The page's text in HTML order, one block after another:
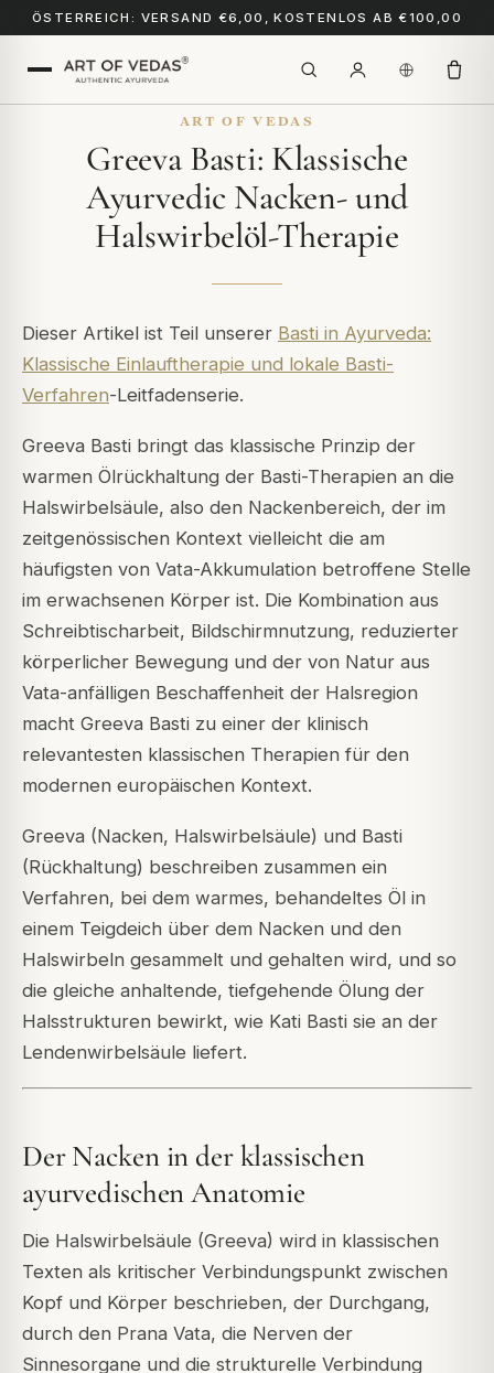
ÖSTERREICH: VERSAND €6,00, KOSTENLOS AB €100,00
ART OF VEDAS
Greeva Basti: Klassische
Ayurvedic Nacken- und
Halswirbelöl-Therapie
Dieser Artikel ist Teil unserer Basti in Ayurveda:
Klassische Einlauftherapie und lokale Basti-
Verfahren-Leitfadenserie.
Greeva Basti bringt das klassische Prinzip der
warmen Ölrückhaltung der Basti-Therapien an die
Halswirbelsäule, also den Nackenbereich, der im
zeitgenössischen Kontext vielleicht die am
häufigsten von Vata-Akkumulation betroffene Stelle
im erwachsenen Körper ist. Die Kombination aus
Schreibtischarbeit, Bildschirmnutzung, reduzierter
körperlicher Bewegung und der von Natur aus
Vata-anfälligen Beschaffenheit der Halsregion
macht Greeva Basti zu einer der klinisch
relevantesten klassischen Therapien für den
modernen europäischen Kontext.
Greeva (Nacken, Halswirbelsäule) und Basti
(Rückhaltung) beschreiben zusammen ein
Verfahren, bei dem warmes, behandeltes Öl in
einem Teigdeich über dem Nacken und den
Halswirbeln gesammelt und gehalten wird, und so
die gleiche anhaltende, tiefgehende Ölung der
Halsstrukturen bewirkt, wie Kati Basti sie an der
Lendenwirbelsäule liefert.
Der Nacken in der klassischen
ayurvedischen Anatomie
Die Halswirbelsäule (Greeva) wird in klassischen
Texten als kritischer Verbindungspunkt zwischen
Kopf und Körper beschrieben, der Durchgang,
durch den Prana Vata, die Nerven der
Sinnesorgane und die strukturelle Verbindung